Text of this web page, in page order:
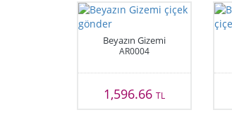
Beyazın Gizemi
AR0004
1,596.66 TL